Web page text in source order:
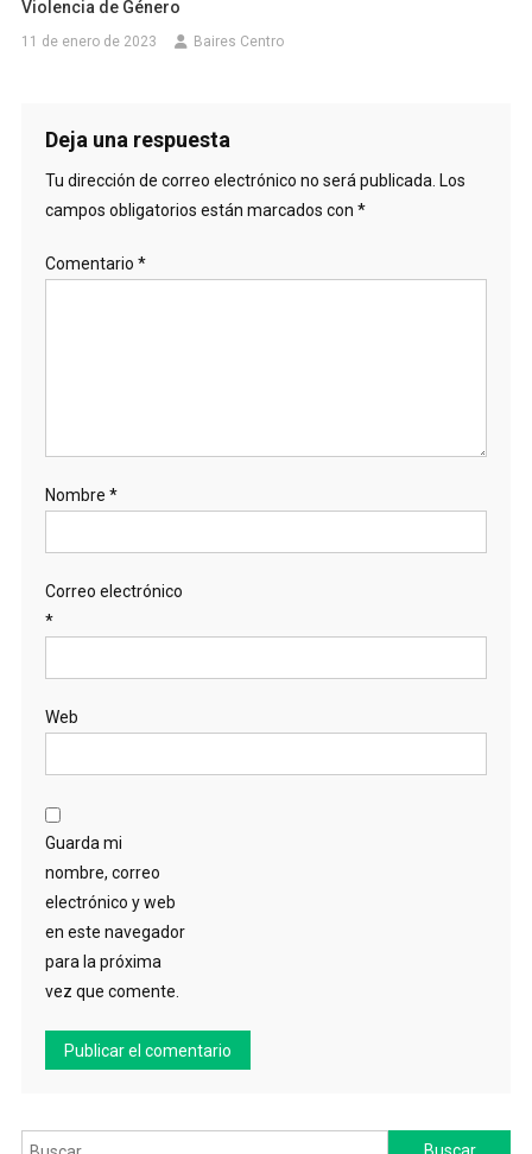
Violencia de Género
11 de enero de 2023 Baires Centro
Deja una respuesta
Tu dirección de correo electrónico no será publicada. Los
campos obligatorios están marcados con *
Comentario *
Nombre *
Correo electrónico
*
Web
Guarda mi
nombre, correo
electrónico y web
en este navegador
para la próxima
vez que comente.
Buscar: